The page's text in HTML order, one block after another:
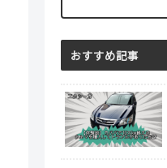
おすすめ記事